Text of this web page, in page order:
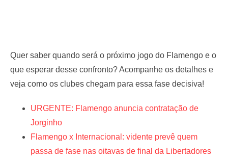
Quer saber quando será o próximo jogo do Flamengo e o
que esperar desse confronto? Acompanhe os detalhes e
veja como os clubes chegam para essa fase decisiva!
URGENTE: Flamengo anuncia contratação de
Jorginho
Flamengo x Internacional: vidente prevê quem
passa de fase nas oitavas de final da Libertadores